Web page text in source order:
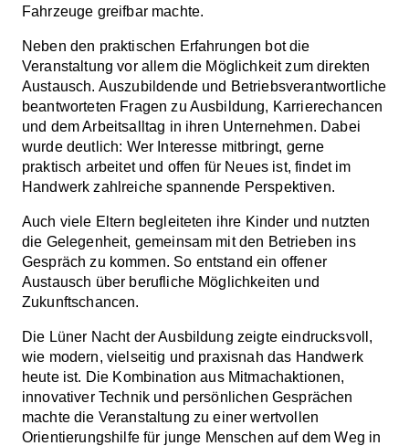
Fahrzeuge greifbar machte.
Neben den praktischen Erfahrungen bot die
Veranstaltung vor allem die Möglichkeit zum direkten
Austausch. Auszubildende und Betriebsverantwortliche
beantworteten Fragen zu Ausbildung, Karrierechancen
und dem Arbeitsalltag in ihren Unternehmen. Dabei
wurde deutlich: Wer Interesse mitbringt, gerne
praktisch arbeitet und offen für Neues ist, findet im
Handwerk zahlreiche spannende Perspektiven.
Auch viele Eltern begleiteten ihre Kinder und nutzten
die Gelegenheit, gemeinsam mit den Betrieben ins
Gespräch zu kommen. So entstand ein offener
Austausch über berufliche Möglichkeiten und
Zukunftschancen.
Die Lüner Nacht der Ausbildung zeigte eindrucksvoll,
wie modern, vielseitig und praxisnah das Handwerk
heute ist. Die Kombination aus Mitmachaktionen,
innovativer Technik und persönlichen Gesprächen
machte die Veranstaltung zu einer wertvollen
Orientierungshilfe für junge Menschen auf dem Weg in